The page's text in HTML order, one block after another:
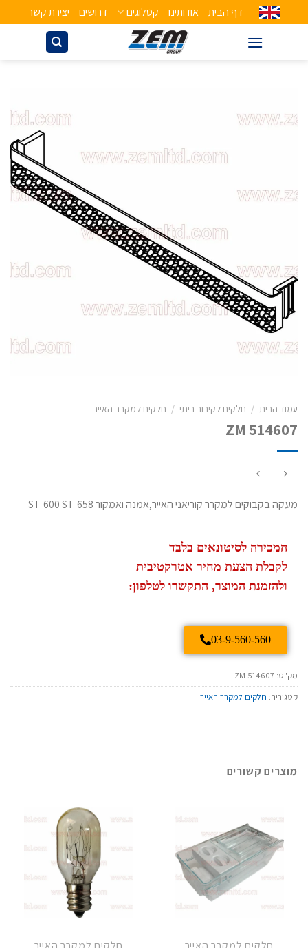
דף הבית אודותינו קטלוגים דרושים יצירת קשר
עמוד הבית / חלקים לקירור ביתי / חלקים למקרר האייר
ZM 514607
מעקה בקבוקים למקרר קוריאני האייר,אמנה ואמקור ST-600 ST-658
המכירה לסיטונאים בלבד
לקבלת הצעת מחיר אטרקטיבית
ולהזמנת המוצר, התקשרו לטלפון:
03-9-560-560
מק"ט: ZM 514607
קטגוריה: חלקים למקרר האייר
מוצרים קשורים